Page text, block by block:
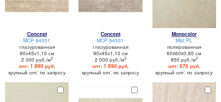
Concept
MCP 94531
глазурованная
90х45х1,10 см
2 000 руб./м2
опт: 1 890 руб.
крупный опт: по запросу
Concept
MCP 94551
глазурованная
90х45х1,10 см
2 000 руб./м2
опт: 1 890 руб.
крупный опт: по запросу
Monocolor
Mist PL
полированная
60x60x0,95 см
950 руб./м2
опт: 670 руб.
крупный опт: по запросу